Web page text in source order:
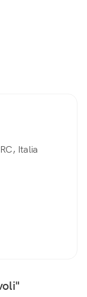
Italia